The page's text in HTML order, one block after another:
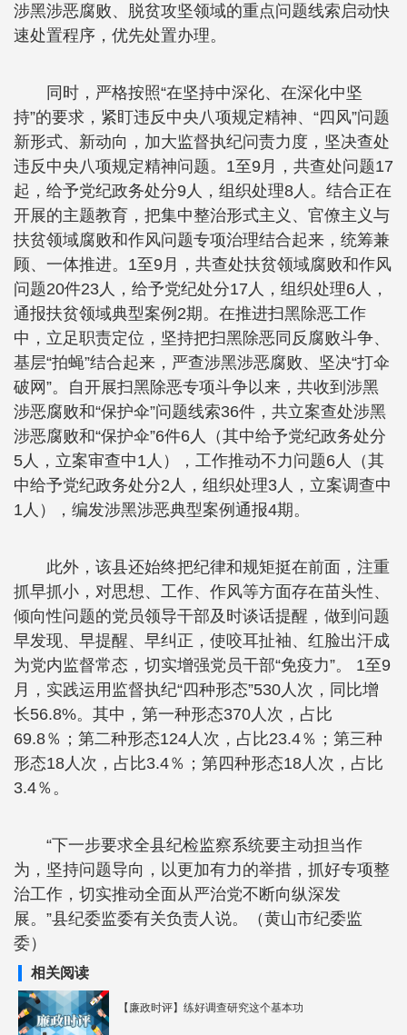
涉黑涉恶腐败、脱贫攻坚领域的重点问题线索启动快
速处置程序，优先处置办理。
同时，严格按照“在坚持中深化、在深化中坚
持”的要求，紧盯违反中央八项规定精神、“四风”问题
新形式、新动向，加大监督执纪问责力度，坚决查处
违反中央八项规定精神问题。1至9月，共查处问题17
起，给予党纪政务处分9人，组织处理8人。结合正在
开展的主题教育，把集中整治形式主义、官僚主义与
扶贫领域腐败和作风问题专项治理结合起来，统筹兼
顾、一体推进。1至9月，共查处扶贫领域腐败和作风
问题20件23人，给予党纪处分17人，组织处理6人，
通报扶贫领域典型案例2期。在推进扫黑除恶工作
中，立足职责定位，坚持把扫黑除恶同反腐败斗争、
基层“拍蝇”结合起来，严查涉黑涉恶腐败、坚决“打伞
破网”。自开展扫黑除恶专项斗争以来，共收到涉黑
涉恶腐败和“保护伞”问题线索36件，共立案查处涉黑
涉恶腐败和“保护伞”6件6人（其中给予党纪政务处分
5人，立案审查中1人），工作推动不力问题6人（其
中给予党纪政务处分2人，组织处理3人，立案调查中
1人），编发涉黑涉恶典型案例通报4期。
此外，该县还始终把纪律和规矩挺在前面，注重
抓早抓小，对思想、工作、作风等方面存在苗头性、
倾向性问题的党员领导干部及时谈话提醒，做到问题
早发现、早提醒、早纠正，使咬耳扯袖、红脸出汗成
为党内监督常态，切实增强党员干部“免疫力”。 1至9
月，实践运用监督执纪“四种形态”530人次，同比增
长56.8%。其中，第一种形态370人次，占比
69.8％；第二种形态124人次，占比23.4％；第三种
形态18人次，占比3.4％；第四种形态18人次，占比
3.4％。
“下一步要求全县纪检监察系统要主动担当作
为，坚持问题导向，以更加有力的举措，抓好专项整
治工作，切实推动全面从严治党不断向纵深发
展。”县纪委监委有关负责人说。（黄山市纪委监
委）
相关阅读
【廉政时评】练好调查研究这个基本功